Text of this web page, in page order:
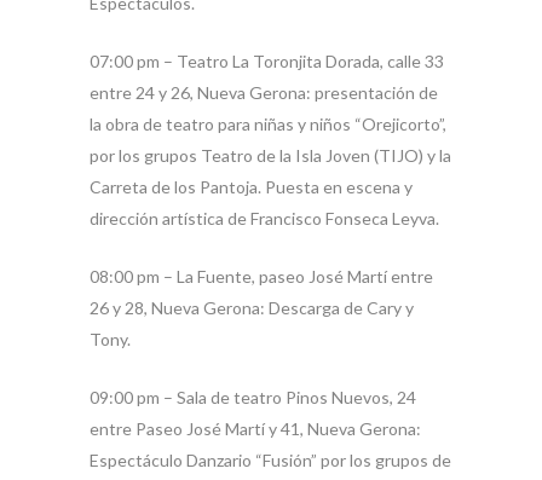
07:00 pm – Teatro La Toronjita Dorada, calle 33
entre 24 y 26, Nueva Gerona: presentación de
la obra de teatro para niñas y niños “Orejicorto”,
por los grupos Teatro de la Isla Joven (TIJO) y la
Carreta de los Pantoja. Puesta en escena y
dirección artística de Francisco Fonseca Leyva.
08:00 pm – La Fuente, paseo José Martí entre
26 y 28, Nueva Gerona: Descarga de Cary y
Tony.
09:00 pm – Sala de teatro Pinos Nuevos, 24
entre Paseo José Martí y 41, Nueva Gerona:
Espectáculo Danzario “Fusión” por los grupos de